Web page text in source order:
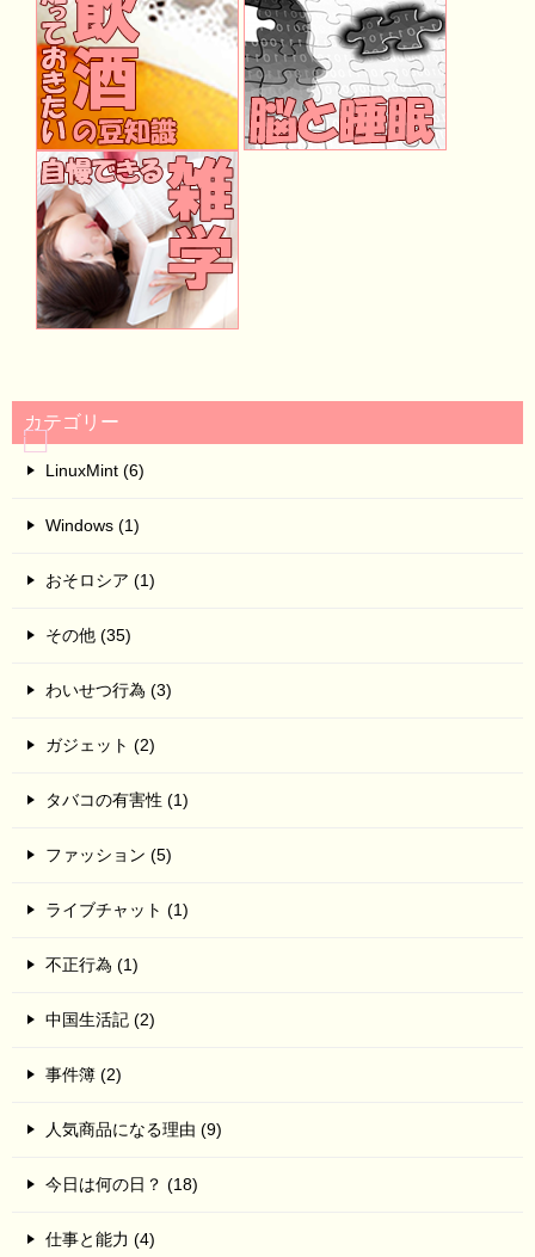
カテゴリー
LinuxMint (6)
Windows (1)
おそロシア (1)
その他 (35)
わいせつ行為 (3)
ガジェット (2)
タバコの有害性 (1)
ファッション (5)
ライブチャット (1)
不正行為 (1)
中国生活記 (2)
事件簿 (2)
人気商品になる理由 (9)
今日は何の日？ (18)
仕事と能力 (4)